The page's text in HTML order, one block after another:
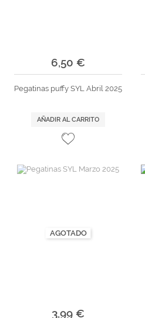
6,50 €
Pegatinas puffy SYL Abril 2025
AÑADIR AL CARRITO
AGOTADO
3,99 €